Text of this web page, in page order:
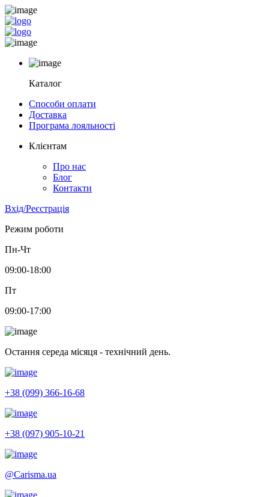
Каталог
Способи оплати
Доставка
Програма лояльності
Клієнтам
Про нас
Блог
Контакти
Вхід/Реєстрація
Режим роботи
Пн-Чт
09:00-18:00
Пт
09:00-17:00
Остання середа місяця - технічний день.
+38 (099) 366-16-68
+38 (097) 905-10-21
@Carisma.ua